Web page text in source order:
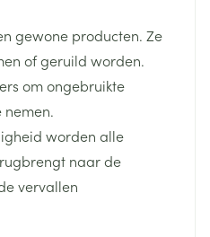
(15°C - 25°C)
gewone producten. Ze
of geruild worden.
om ongebruikte
worden alle
naar de
vervallen